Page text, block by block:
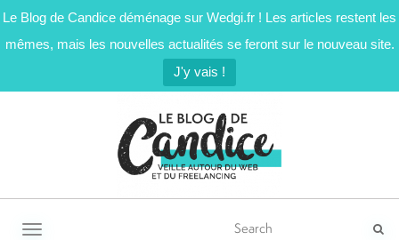
Le Blog de Candice déménage sur Wedgi.fr ! Les articles restent les
mêmes, mais les nouvelles actualités se feront sur le nouveau site.
J'y vais !
Activer/désactiver la navigation